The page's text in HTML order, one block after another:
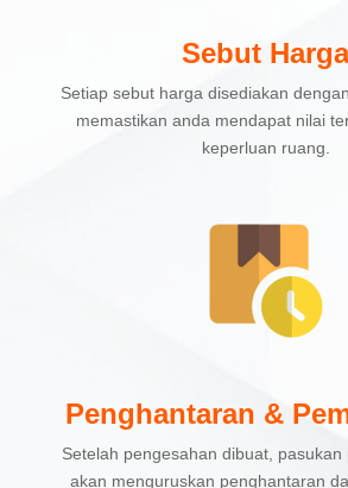
Sebut
Setiap sebut harga disediakan
memastikan anda mendapat nilai
keperluan ruang.
Penghantaran &
Setelah pengesahan dibuat,
akan menguruskan penghantaran